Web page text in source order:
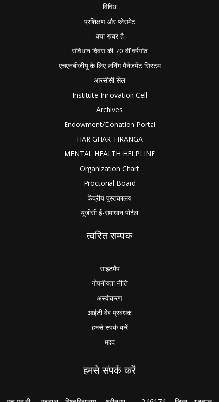
विविध
प्रशिक्षण और प्लेसमेंट
क्या खबर है
संविधान दिवस की 70 वीं वर्षगांठ
एचएनबीजीयू के लिए लर्निंग मैनेजमेंट सिस्टम
आरसीसी सेल
Institute Innovation Cell
Archives
Endowment/Donation Portal
HAR GHAR TIRANGA
MENTAL HEALTH HELPLINE
Organization Chart
Proctorial Board
केंद्रीय पुस्तकालय
यूजीसी ई-समाधान पोर्टल
त्वरित सम्पक
साइटमैप
गोपनीयता नीति
अस्वीकरण
आईटी वेब प्रबंधक
हमसे संपर्क करें
मदद
हमसे संपर्क करें